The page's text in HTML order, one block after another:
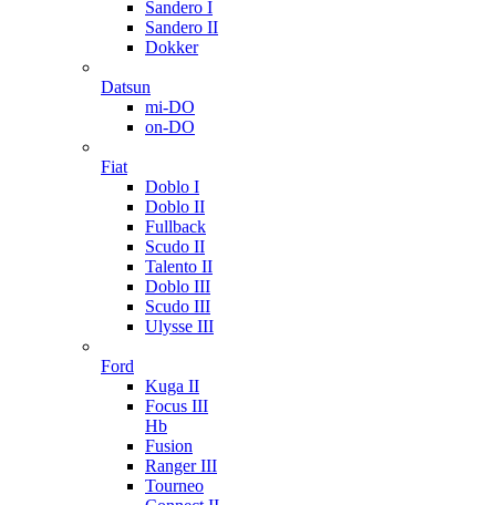
Sandero I
Sandero II
Dokker
Datsun
mi-DO
on-DO
Fiat
Doblo I
Doblo II
Fullback
Scudo II
Talento II
Doblo III
Scudo III
Ulysse III
Ford
Kuga II
Focus III
Hb
Fusion
Ranger III
Tourneo